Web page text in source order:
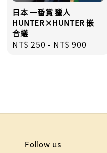
日本 一番賞 獵人
HUNTER×HUNTER 嵌
合蟻
Regular
NT$ 250 - NT$ 900
Follow us